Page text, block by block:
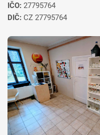
IČO: 27795764
DIČ: CZ 27795764